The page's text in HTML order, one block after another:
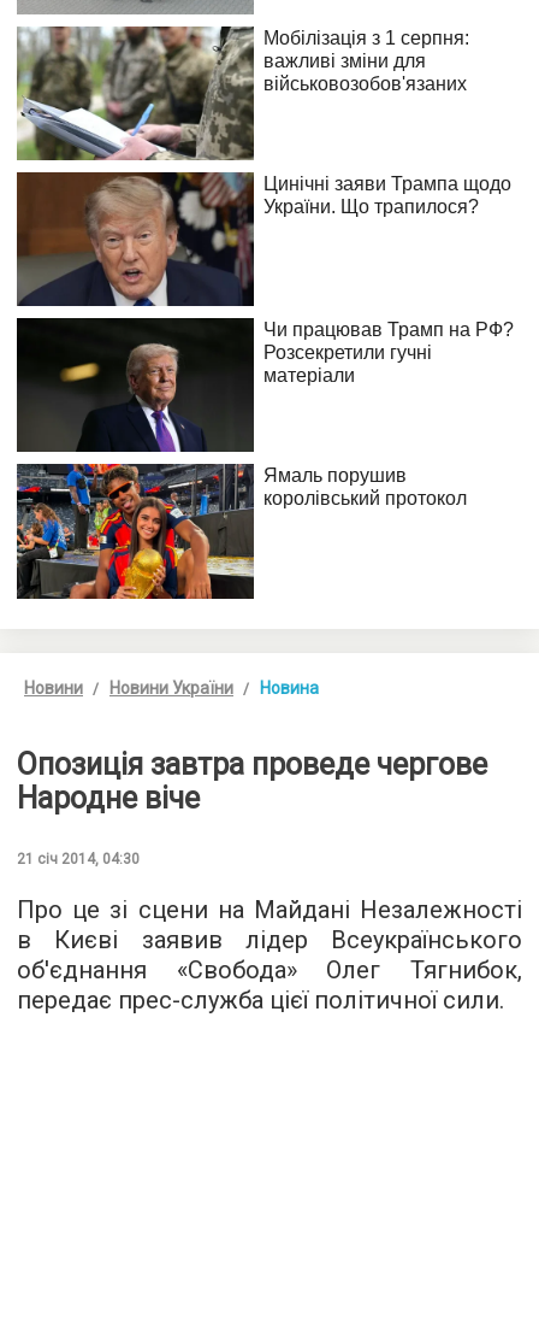
Новини Новини України Новина
Опозиція завтра проведе чергове
Народне віче
21 січ 2014, 04:30
Про це зі сцени на Майдані Незалежності
в Києві заявив лідер Всеукраїнського
об'єднання «Свобода» Олег Тягнибок,
передає прес-служба цієї політичної сили.